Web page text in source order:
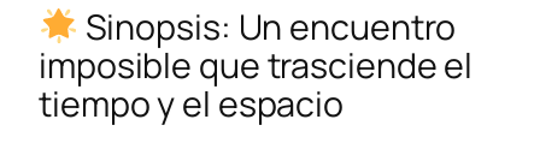
Sinopsis: Un encuentro
imposible que trasciende el
tiempo y el espacio